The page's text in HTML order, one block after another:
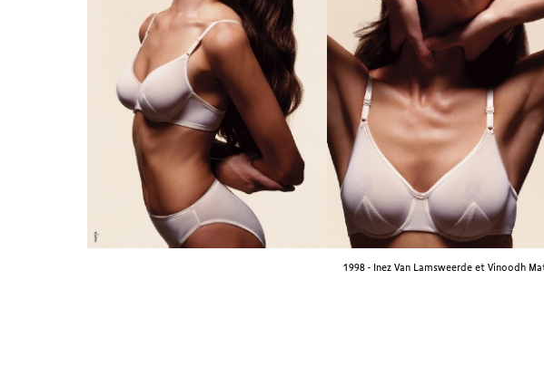
1998 - Inez Van Lamsweerde et Vinoodh